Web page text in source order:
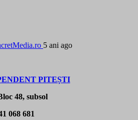
5 ani ago
PITEȘTI
48, subsol
068 681